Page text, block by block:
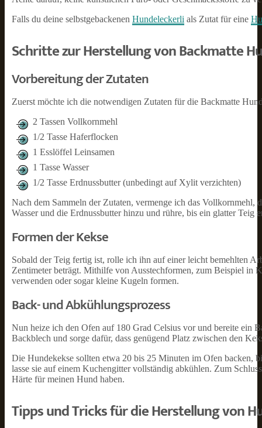
Falls du deine selbstgebackenen Hundeleckerli als Zutat für eine
Schritte zur Herstellung von Backmatte
Vorbereitung der Zutaten
Zuerst möchte ich die notwendigen Zutaten für die Backmatte
2 Tassen Vollkornmehl
1/2 Tasse Haferflocken
1 Esslöffel Leinsamen
1 Tasse Wasser
1/2 Tasse Erdnussbutter (unbedingt auf Xylit verzichten)
Nach dem Sammeln der Zutaten, vermenge ich das
Wasser und die Erdnussbutter hinzu und rühre, bis ein glatter Teig
Formen der Kekse
Sobald der Teig fertig ist, rolle ich ihn auf einer leicht bemehlten
Zentimeter beträgt. Mithilfe von Ausstechformen, zum Beispiel in
verwenden oder sogar kleine Kugeln formen.
Back- und Abkühlungsprozess
Nun heize ich den Ofen auf 180 Grad Celsius vor und bereite ein
Backblech und sorge dafür, dass genügend Platz zwischen den
Die Hundekekse sollten etwa 20 bis 25 Minuten im Ofen backen,
lasse sie auf einem Kuchengitter vollständig abkühlen. Zum
Härte für meinen Hund haben.
Tipps und Tricks für die Herstellung von